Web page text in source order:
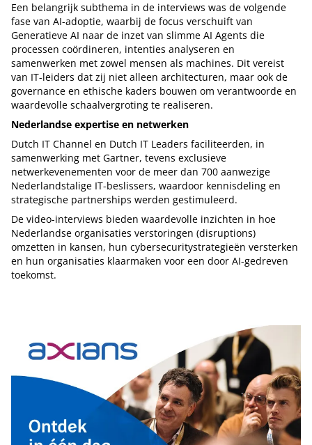
Een belangrijk subthema in de interviews was de volgende
fase van AI-adoptie, waarbij de focus verschuift van
Generatieve AI naar de inzet van slimme AI Agents die
processen coördineren, intenties analyseren en
samenwerken met zowel mensen als machines. Dit vereist
van IT-leiders dat zij niet alleen architecturen, maar ook de
governance en ethische kaders bouwen om verantwoorde en
waardevolle schaalvergroting te realiseren.
Nederlandse expertise en netwerken
Dutch IT Channel en Dutch IT Leaders faciliteerden, in
samenwerking met Gartner, tevens exclusieve
netwerkevenementen voor de meer dan 700 aanwezige
Nederlandstalige IT-beslissers, waardoor kennisdeling en
strategische partnerships werden gestimuleerd.
De video-interviews bieden waardevolle inzichten in hoe
Nederlandse organisaties verstoringen (disruptions)
omzetten in kansen, hun cybersecuritystrategieën versterken
en hun organisaties klaarmaken voor een door AI-gedreven
toekomst.